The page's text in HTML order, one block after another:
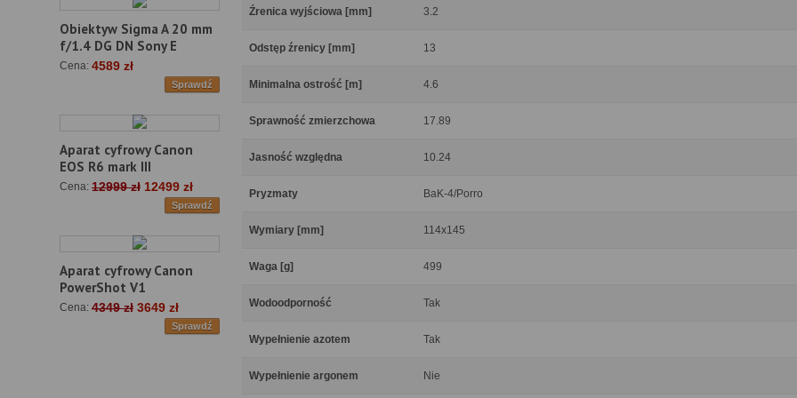
Obiektyw Sigma A 20 mm
f/1.4 DG DN Sony E
Cena: 4589 zł
Sprawdź
Aparat cyfrowy Canon
EOS R6 mark III
Cena: 12999 zł 12499 zł
Sprawdź
Aparat cyfrowy Canon
PowerShot V1
Cena: 4349 zł 3649 zł
Sprawdź
Źrenica wyjściowa [mm] 3.2
Odstęp źrenicy [mm] 13
Minimalna ostrość [m] 4.6
Sprawność zmierzchowa 17.89
Jasność względna 10.24
Pryzmaty BaK-4/Porro
Wymiary [mm] 114x145
Waga [g] 499
Wodoodporność Tak
Wypełnienie azotem Tak
Wypełnienie argonem Nie